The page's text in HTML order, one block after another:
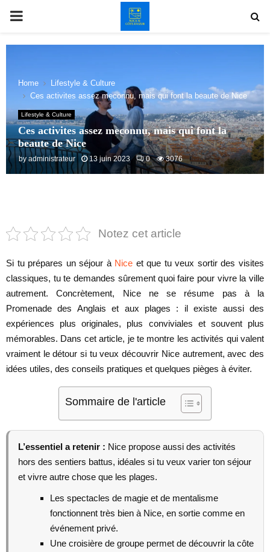
PRIMARY
MENU
Home
Lifestyle & Culture
Ces activites assez meconnu, mais qui font la beaute de Nice
Lifestyle & Culture
Ces activites assez meconnu, mais qui font la
beaute de Nice
by administrateur 13 juin 2023 0 3076
Notez cet article
Si tu prépares un séjour à Nice et que tu veux sortir des visites
classiques, tu te demandes sûrement quoi faire pour vivre la ville
autrement. Concrètement, Nice ne se résume pas à la
Promenade des Anglais et aux plages : il existe aussi des
expériences plus originales, plus conviviales et souvent plus
mémorables. Dans cet article, je te montre les activités qui valent
vraiment le détour si tu veux découvrir Nice autrement, avec des
idées utiles, des conseils pratiques et quelques pièges à éviter.
Sommaire de l'article
L’essentiel a retenir : Nice propose aussi des activités
hors des sentiers battus, idéales si tu veux varier ton séjour
et vivre autre chose que les plages.
Les spectacles de magie et de mentalisme
fonctionnent très bien à Nice, en sortie comme en
événement privé.
Une croisière de groupe permet de découvrir la côte